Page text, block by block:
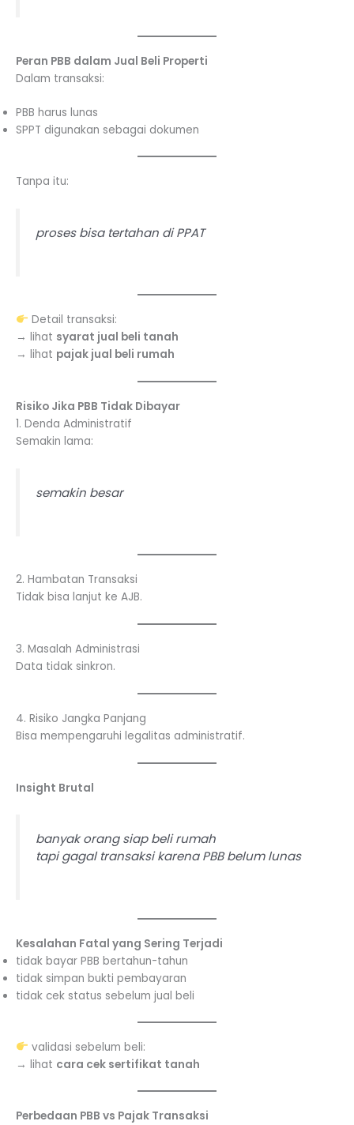
Peran PBB dalam Jual Beli Properti
Dalam transaksi:
PBB harus lunas
SPPT digunakan sebagai dokumen
Tanpa itu:
proses bisa tertahan di PPAT
Detail transaksi:
→ lihat syarat jual beli tanah
→ lihat pajak jual beli rumah
Risiko Jika PBB Tidak Dibayar
1. Denda Administratif
Semakin lama:
semakin besar
2. Hambatan Transaksi
Tidak bisa lanjut ke AJB.
3. Masalah Administrasi
Data tidak sinkron.
4. Risiko Jangka Panjang
Bisa mempengaruhi legalitas administratif.
Insight Brutal
banyak orang siap beli rumah
tapi gagal transaksi karena PBB belum lunas
Kesalahan Fatal yang Sering Terjadi
tidak bayar PBB bertahun-tahun
tidak simpan bukti pembayaran
tidak cek status sebelum jual beli
validasi sebelum beli:
→ lihat cara cek sertifikat tanah
Perbedaan PBB vs Pajak Transaksi